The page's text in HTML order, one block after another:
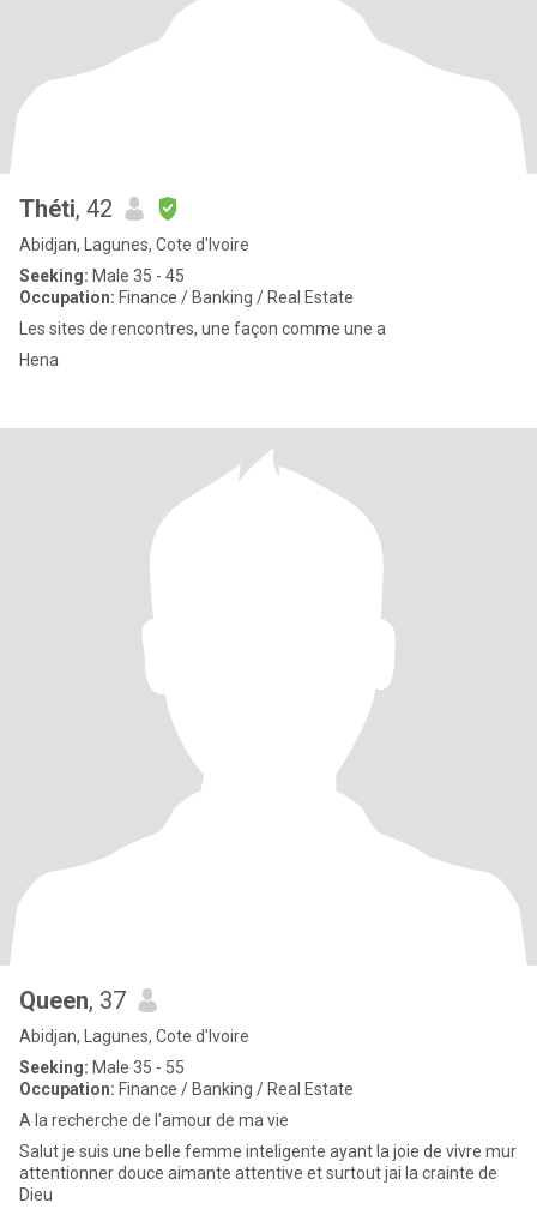
Théti, 42
Abidjan, Lagunes, Cote d'Ivoire
Seeking: Male 35 - 45
Occupation: Finance / Banking / Real Estate
Les sites de rencontres, une façon comme une a
Hena
Queen, 37
Abidjan, Lagunes, Cote d'Ivoire
Seeking: Male 35 - 55
Occupation: Finance / Banking / Real Estate
A la recherche de l'amour de ma vie
Salut je suis une belle femme inteligente ayant la joie de vivre mur
attentionner douce aimante attentive et surtout jai la crainte de
Dieu